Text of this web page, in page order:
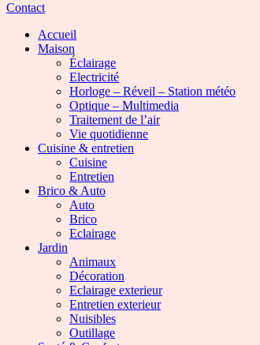
Contact
Accueil
Maison
Éclairage
Electricité
Horloge – Réveil – Station météo
Optique – Multimedia
Traitement de l’air
Vie quotidienne
Cuisine & entretien
Cuisine
Entretien
Brico & Auto
Auto
Brico
Eclairage
Jardin
Animaux
Décoration
Eclairage exterieur
Entretien exterieur
Nuisibles
Outillage